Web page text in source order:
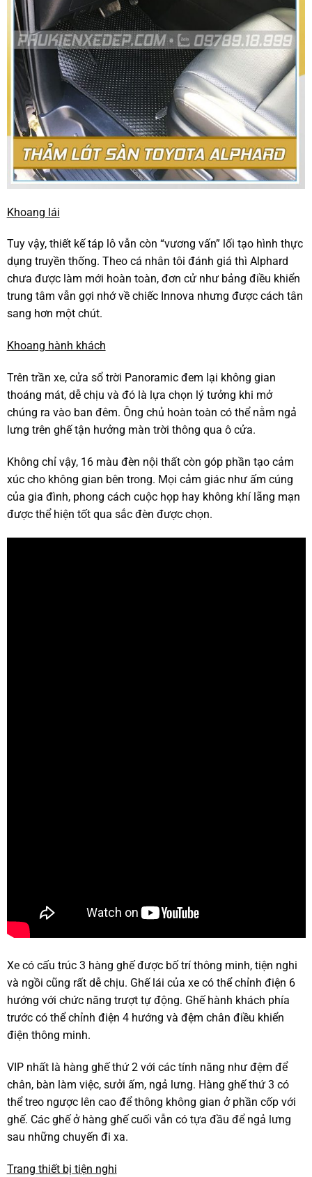
Khoang lái
Tuy vậy, thiết kế táp lô vẫn còn “vương vấn” lối tạo hình thực
dụng truyền thống. Theo cá nhân tôi đánh giá thì Alphard
chưa được làm mới hoàn toàn, đơn cử như bảng điều khiển
trung tâm vẫn gợi nhớ về chiếc Innova nhưng được cách tân
sang hơn một chút.
Khoang hành khách
Trên trần xe, cửa sổ trời Panoramic đem lại không gian
thoáng mát, dễ chịu và đó là lựa chọn lý tưởng khi mở
chúng ra vào ban đêm. Ông chủ hoàn toàn có thể nằm ngả
lưng trên ghế tận hưởng màn trời thông qua ô cửa.
Không chỉ vậy, 16 màu đèn nội thất còn góp phần tạo cảm
xúc cho không gian bên trong. Mọi cảm giác như ấm cúng
của gia đình, phong cách cuộc họp hay không khí lãng mạn
được thể hiện tốt qua sắc đèn được chọn.
Xe có cấu trúc 3 hàng ghế được bố trí thông minh, tiện nghi
và ngồi cũng rất dễ chịu. Ghế lái của xe có thể chỉnh điện 6
hướng với chức năng trượt tự động. Ghế hành khách phía
trước có thể chỉnh điện 4 hướng và đệm chân điều khiển
điện thông minh.
VIP nhất là hàng ghế thứ 2 với các tính năng như đệm để
chân, bàn làm việc, sưởi ấm, ngả lưng. Hàng ghế thứ 3 có
thể treo ngược lên cao để thông không gian ở phần cốp với
ghế. Các ghế ở hàng ghế cuối vẫn có tựa đầu để ngả lưng
sau những chuyến đi xa.
Trang thiết bị tiện nghi